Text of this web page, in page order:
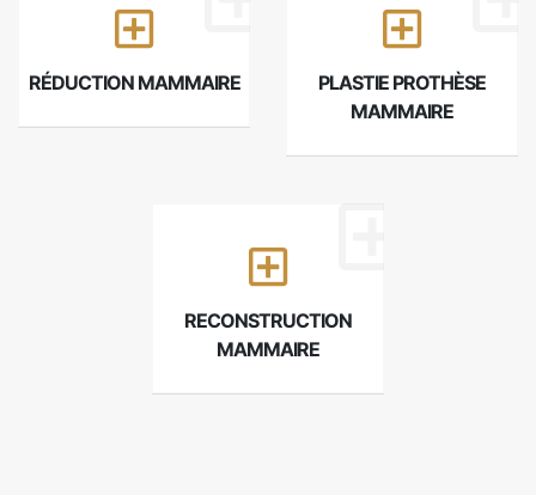
RÉDUCTION MAMMAIRE
PLASTIE PROTHÈSE
MAMMAIRE
RECONSTRUCTION
MAMMAIRE